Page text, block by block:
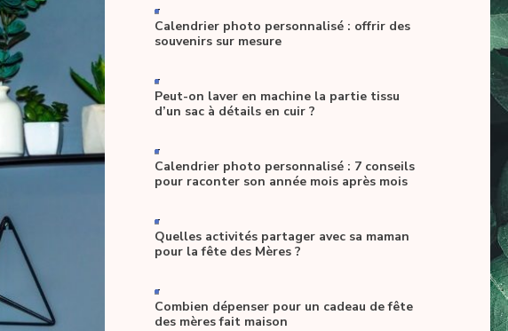
-
Calendrier photo personnalisé : offrir des
souvenirs sur mesure
-
Peut-on laver en machine la partie tissu
d’un sac à détails en cuir ?
-
Calendrier photo personnalisé : 7 conseils
pour raconter son année mois après mois
-
Quelles activités partager avec sa maman
pour la fête des Mères ?
-
Combien dépenser pour un cadeau de fête
des mères fait maison